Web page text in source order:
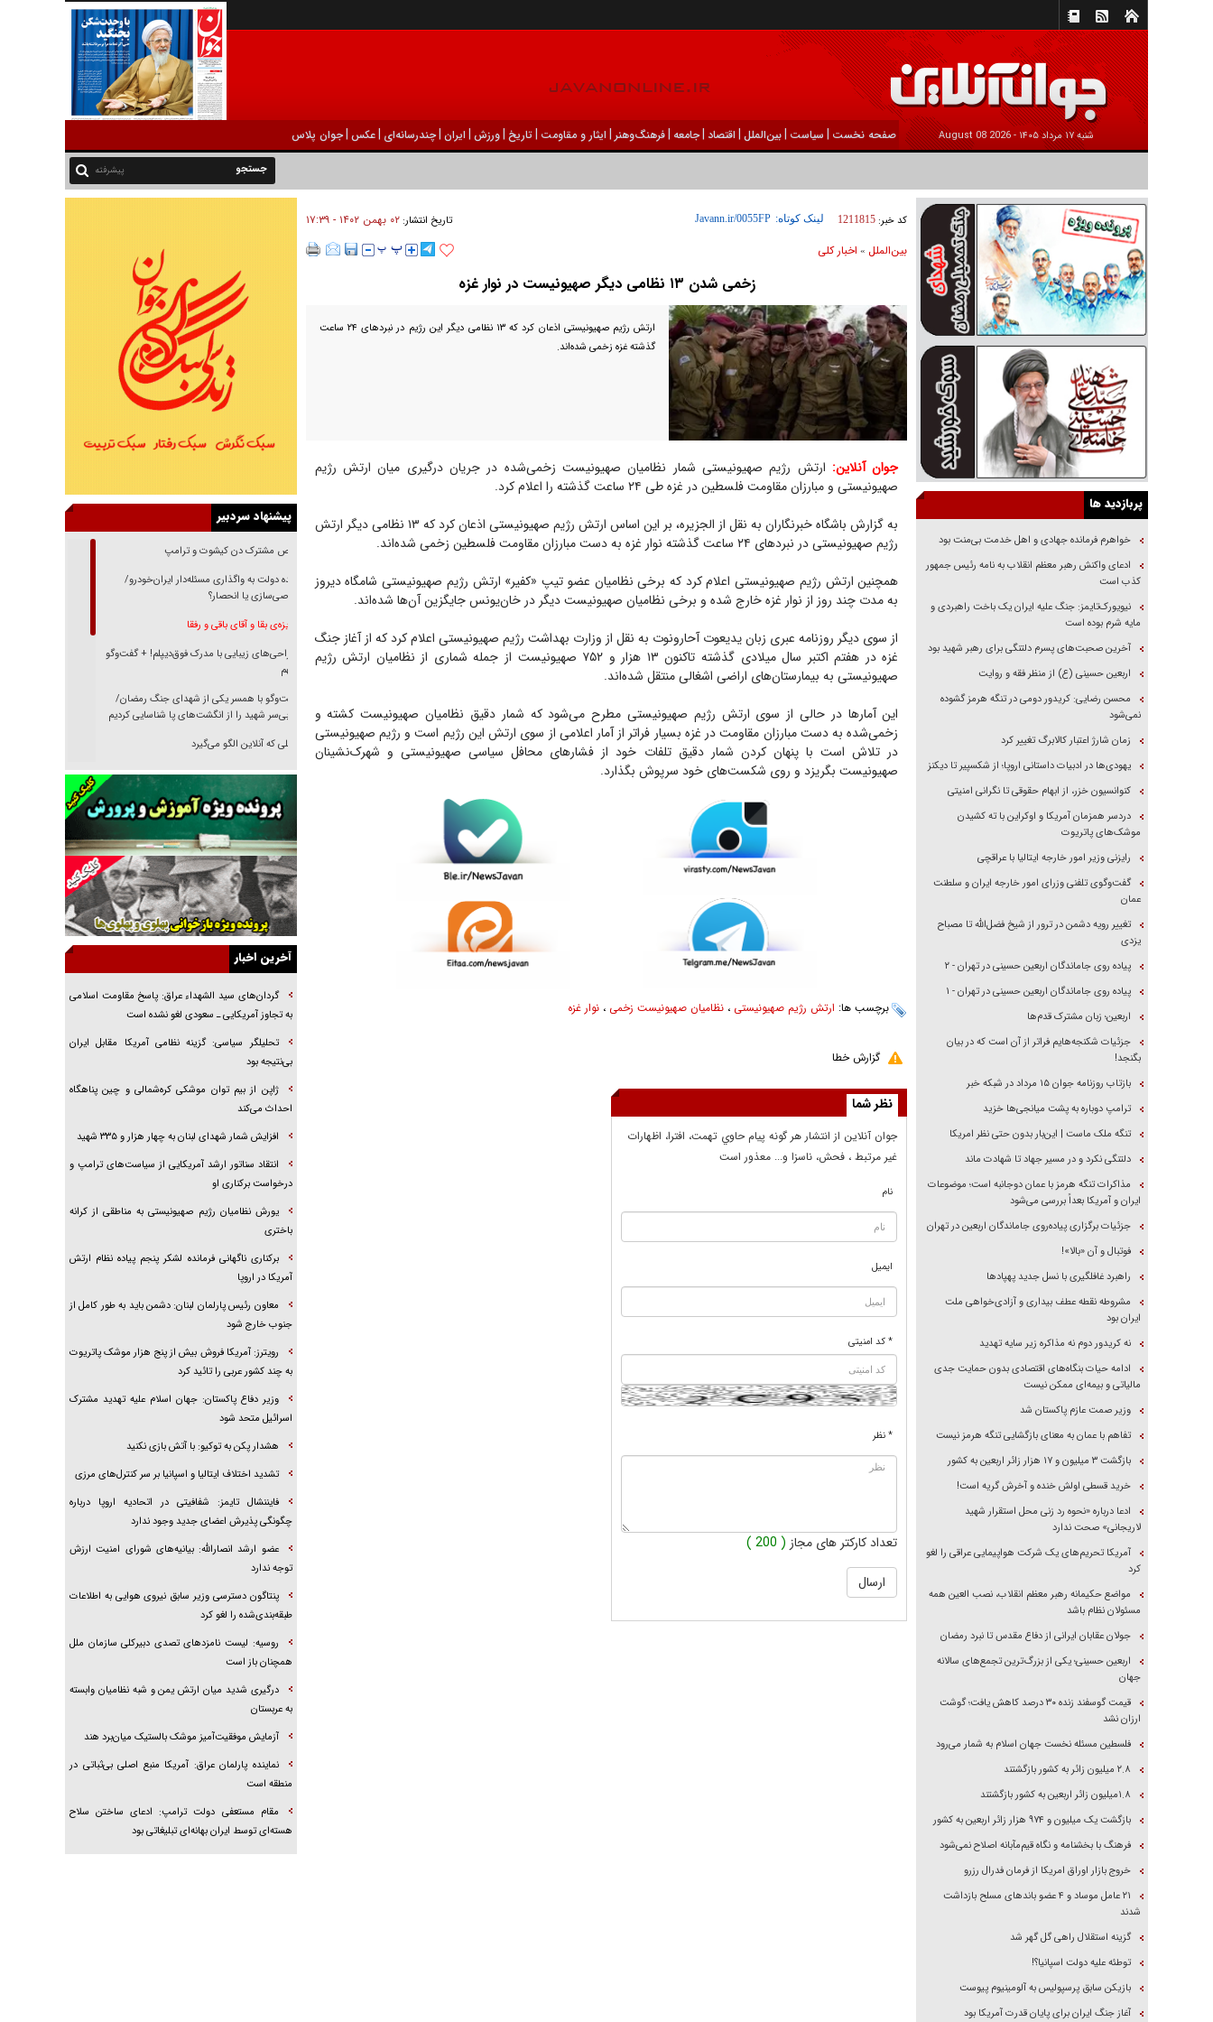
شنبه ۱۷ مرداد ۱۴۰۵ - 2026 August 08 صفحه نخست | سیاست |بين‌الملل | اقتصاد |جامعه |فرهنگ‌و‌هنر | ایثار و مقاومت |تاریخ |ورزش | ايران |چندرسانه‌ای |عکس |جوان پلاس
پیشرفته
کد خبر: 1211815 لینک کوتاه: تاریخ انتشار:۰۲ بهمن ۱۴۰۲ - ۱۷:۳۹
بين‌الملل » اخبار كلی
زخمی‌ شدن ۱۳ نظامی دیگر صهیونیست در نوار غزه
ارتش رژیم صهیونیستی اذعان کرد که ۱۳ نظامی دیگر این رژیم در نبرد‌های ۲۴ ساعت
گذشته غزه زخمی شده‌اند.
جوان آنلاین: ارتش رژیم صهیونیستی شمار نظامیان صهیونیست زخمی‌شده در جریان درگیری میان ارتش رژیم
صهیونیستی و مبارزان مقاومت فلسطین در غزه طی ۲۴ ساعت گذشته را اعلام کرد.
به گزارش باشگاه خبرنگاران به نقل از الجزیره، بر این اساس ارتش رژیم صهیونیستی اذعان کرد که ۱۳ نظامی دیگر ارتش
رژیم صهیونیستی در نبرد‌های ۲۴ ساعت گذشته نوار غزه به دست مبارزان مقاومت فلسطین زخمی شده‌اند.
همچنین ارتش رژیم صهیونیستی اعلام کرد که برخی نظامیان عضو تیپ «کفیر» ارتش رژیم صهیونیستی شامگاه دیروز
به مدت چند روز از نوار غزه خارج شده و برخی نظامیان صهیونیست دیگر در خان‌یونس جایگزین آن‌ها شده‌اند.
از سوی دیگر روزنامه عبری زبان یدیعوت آحارونوت به نقل از وزارت بهداشت رژیم صهیونیستی اعلام کرد که از آغاز جنگ
غزه در هفتم اکتبر سال میلادی گذشته تاکنون ۱۳ هزار و ۷۵۲ صهیونیست از جمله شماری از نظامیان ارتش رژیم
صهیونیستی به بیمارستان‌های اراضی اشغالی منتقل شده‌اند.
این آمار‌ها در حالی از سوی ارتش رژیم صهیونیستی مطرح می‌شود که شمار دقیق نظامیان صهیونیست کشته و
زخمی‌شده به دست مبارزان مقاومت در غزه بسیار فراتر از آمار اعلامی از سوی ارتش این رژیم است و رژیم صهیونیستی
در تلاش است با پنهان کردن شمار دقیق تلفات خود از فشار‌های محافل سیاسی صهیونیستی و شهرک‌نشینان
صهیونیست بگریزد و روی شکست‌های خود سرپوش بگذارد.
برچسب ها: ارتش رژیم صهیونیستی ، نظامیان صهیونیست زخمی ، نوار غزه
گزارش خطا
نظر شما
جوان آنلاين از انتشار هر گونه پيام حاوي تهمت، افترا، اظهارات
غير مرتبط ، فحش، ناسزا و... معذور است
نام
ایمیل
* کد امنیتی
* نظر
تعداد کارکتر های مجاز ( 200 )
پربازدید ها
خواهرم فرمانده جهادی و اهل خدمت بی‌منت بود
ادعای واکنش رهبر معظم انقلاب به نامه رئیس جمهور
کذب است
نیویورک‌تایمز: جنگ علیه ایران یک باخت راهبردی و
مایه شرم بوده است
آخرین صحبت‌های پسرم دلتنگی برای رهبر شهید بود
اربعین حسینی (ع) از منظر فقه و روایت
محسن رضایی: کریدور دومی در تنگه هرمز گشوده
نمی‌شود
زمان شارژ اعتبار کالابرگ تغییر کرد
یهودی‌ها در ادبیات داستانی اروپا؛ از شکسپیر تا دیکنز
کنوانسیون خزر، از ابهام حقوقی تا نگرانی امنیتی
دردسر همزمان آمریکا و اوکراین با ته کشیدن
موشک‌های پاتریوت
رایزنی وزیر امور خارجه ایتالیا با عراقچی
گفت‌وگوی تلفنی وزرای امور خارجه ایران و سلطنت
عمان
تغییر رویه دشمن در ترور از شیخ فضل‌الله تا مصباح
یزدی
پیاده روی جاماندگان اربعین حسینی در تهران - ۲
پیاده روی جاماندگان اربعین حسینی در تهران - ۱
اربعین؛ زبان مشترک قدم‌ها
جزئیات شکنجه‌هایم فراتر از آن است که در بیان
بگنجد!
بازتاب روزنامه جوان ۱۵ مرداد در شبکه خبر
ترامپ دوباره به پشت میانجی‌ها خزید
تنگه ملک ماست | این‌بار بدون حتی نظر امریکا
دلتنگی نکرد و در مسیر جهاد تا شهادت ماند
مذاکرات تنگه هرمز با عمان دوجانبه است؛ موضوعات
ایران و آمریکا بعداً بررسی می‌شود
جزئیات برگزاری پیاده‌روی جاماندگان اربعین در تهران
فوتبال و آن «بالا»!
راهبرد غافلگیری با نسل جدید پهپاد‌ها
مشروطه نقطه عطف بیداری و آزادی‌خواهی ملت
ایران بود
نه کریدور دوم نه مذاکره زیر سایه تهدید
ادامه حیات بنگاه‌های اقتصادی بدون حمایت جدی
مالیاتی و بیمه‌ای ممکن نیست
وزیر صمت عازم پاکستان شد
تفاهم با عمان به معنای بازگشایی تنگه هرمز نیست
بازگشت ۳ میلیون و ۱۷ هزار زائر اربعین به کشور
خرید قسطی اولش خنده و آخرش گریه است!
ادعا درباره «نحوه رد زنی محل استقرار شهید
لاریجانی» صحت ندارد
آمریکا تحریم‌های یک شرکت هواپیمایی عراقی را لغو
کرد
مواضع حکیمانه رهبر معظم انقلاب، نصب العین همه
مسئولان نظام باشد
جولان عقابان ایرانی از دفاع مقدس تا نبرد رمضان
اربعین حسینی؛ یکی از بزرگ‌ترین تجمع‌های سالانه
جهان
قیمت گوسفند زنده ۳۰ درصد کاهش یافت؛ گوشت
ارزان نشد
فلسطین مسئله نخست جهان اسلام به شمار می‌رود
۲.۸ میلیون زائر به کشور بازگشتند
۱.۸میلیون زائر اربعین به کشور بازگشتند
بازگشت یک میلیون و ۹۷۴ هزار زائر اربعین به کشور
فرهنگ با بخشنامه و نگاه قیم‌مآبانه اصلاح نمی‌شود
خروج بازار اوراق امریکا از فرمان فدرال رزرو
۲۱ عامل موساد و ۴ عضو باند‌های مسلح بازداشت
شدند
گزینه استقلال راهی گل گهر شد
توطئه علیه دولت اسپانیا؟!
بازیکن سابق پرسپولیس به آلومینیوم پیوست
آغاز جنگ ایران برای پایان قدرت آمریکا بود
پیشنهاد سردبیر
رقص مشترک دن کیشوت و ترامپ
دنده دولت به واگذاری مسئله‌دار ایران‌خودرو/
خصوصی‌سازی یا انحصار؟
غریزه‌ی بقا و آقای باقی و رفقا
جراحی‌های زیبایی با مدرک فوق‌دیپلم! + گفت‌وگو
با متهم
گفت‌وگو با همسر یکی از شهدای جنگ رمضان/
پیکر بی‌سر شهید را از انگشت‌های پا شناسایی کردیم
نسلی که آنلاین الگو می‌گیرد
گفت‌وگو با آیت‌الله جاودان/ جفای مخالفان مکانت
معنوی رهبر شهید را ارتقا می‌داد
راننده مست به قانون می‌خندد
همه آقای دوربینی شده‌ایم!
قصه ناتمام سرویس مدارس
آیا مقاومت فلسطین خلع‌سلاح می‌شود؟
الگوی وحدت‌آفرین در ادراک سیاست خارجی
گفتگوی دکتر اخوان مدیرمسئول روزنامه جوان با
امام حسین (ع) کشته سیرت‌های عصر جاهلی شد
فریاد‌ها و ناله‌های دوستان مبارزدلم را آتش می‌زد
آخرین اخبار
گردان‌های سید الشهداء عراق: پاسخ مقاومت اسلامی
به تجاوز آمریکایی ـ سعودی لغو نشده است
تحلیلگر سیاسی: گزینه نظامی آمریکا مقابل ایران
بی‌نتیجه بود
ژاپن از بیم توان موشکی کره‌شمالی و چین پناهگاه
احداث می‌کند
افزایش شمار شهدای لبنان به چهار هزار و ۳۳۵ شهید
انتقاد سناتور ارشد آمریکایی از سیاست‌های ترامپ و
درخواست برکناری او
یورش نظامیان رژیم صهیونیستی به مناطقی از کرانه
باختری
برکناری ناگهانی فرمانده لشکر پنجم پیاده‌ نظام ارتش
آمریکا در اروپا
معاون رئیس پارلمان لبنان: دشمن باید به طور کامل از
جنوب خارج شود
رویترز: آمریکا فروش بیش از پنج هزار موشک پاتریوت
به چند کشور عربی را تائید کرد
وزیر دفاع پاکستان: جهان اسلام علیه تهدید مشترک
اسرائیل متحد شود
هشدار پکن به توکیو: با آتش بازی نکنید
تشدید اختلاف ایتالیا و اسپانیا بر سر کنترل‌های مرزی
فایننشال تایمز: شفافیتی در اتحادیه اروپا درباره
چگونگی پذیرش اعضای جدید وجود ندارد
عضو ارشد انصارالله: بیانیه‌های شورای امنیت ارزش
توجه ندارد
پنتاگون دسترسی وزیر سابق نیروی هوایی به اطلاعات
طبقه‌بندی‌شده را لغو کرد
روسیه: لیست نامزدهای تصدی دبیرکلی سازمان ملل
همچنان باز است
درگیری شدید میان ارتش یمن و شبه نظامیان وابسته
به عربستان
آزمایش موفقیت‌آمیز موشک بالستیک میان‌برد هند
نماینده پارلمان عراق: آمریکا منبع اصلی بی‌ثباتی در
منطقه است
مقام مستعفی دولت ترامپ: ادعای ساختن سلاح
هسته‌ای توسط ایران بهانه‌ای تبلیغاتی بود